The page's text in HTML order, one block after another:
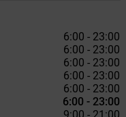
6:00 - 23:00
6:00 - 23:00
6:00 - 23:00
6:00 - 23:00
6:00 - 23:00
6:00 - 23:00